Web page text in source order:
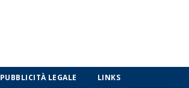
PUBBLICITÀ LEGALE LINKS